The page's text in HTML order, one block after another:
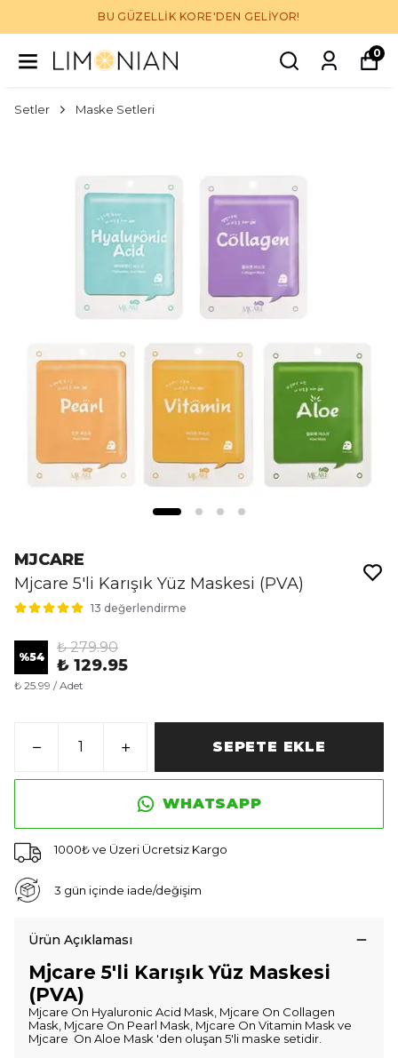
BU GÜZELLİK KORE'DEN GELİYOR!
0
Setler Maske Setleri
MJCARE
Mjcare 5'li Karışık Yüz Maskesi (PVA)
13 değerlendirme
%54
₺ 279.90
₺ 129.95
₺ 25.99 / Adet
SEPETE EKLE
WHATSAPP
1000₺ ve Üzeri Ücretsiz Kargo
3 gün içinde iade/değişim
Ürün Açıklaması
Mjcare 5'li Karışık Yüz Maskesi
(PVA)
Mjcare On Hyaluronic Acid Mask, Mjcare On Collagen
Mask, Mjcare On Pearl Mask, Mjcare On Vitamin Mask ve
Mjcare On Aloe Mask 'den oluşan 5'li maske setidir.